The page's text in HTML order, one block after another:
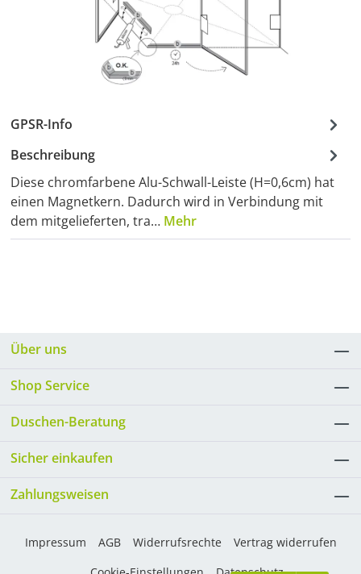
GPSR-Info
Beschreibung
Diese chromfarbene Alu-Schwall-Leiste (H=0,6cm) hat
einen Magnetkern. Dadurch wird in Verbindung mit
dem mitgelieferten, tra… Mehr
Über uns
Shop Service
Duschen-Beratung
Sicher einkaufen
Zahlungsweisen
Impressum AGB Widerrufsrechte
Vertrag widerrufen